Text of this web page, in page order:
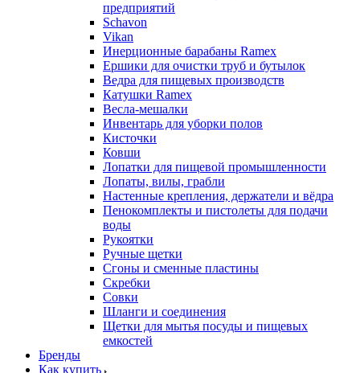
предприятий
Schavon
Vikan
Инерционные барабаны Ramex
Ершики для очистки труб и бутылок
Ведра для пищевых производств
Катушки Ramex
Весла-мешалки
Инвентарь для уборки полов
Кисточки
Ковши
Лопатки для пищевой промышленности
Лопаты, вилы, грабли
Настенные крепления, держатели и вёдра
Пенокомплекты и пистолеты для подачи
воды
Рукоятки
Ручные щетки
Сгоны и сменные пластины
Скребки
Совки
Шланги и соединения
Щетки для мытья посуды и пищевых
емкостей
Бренды
Как купить